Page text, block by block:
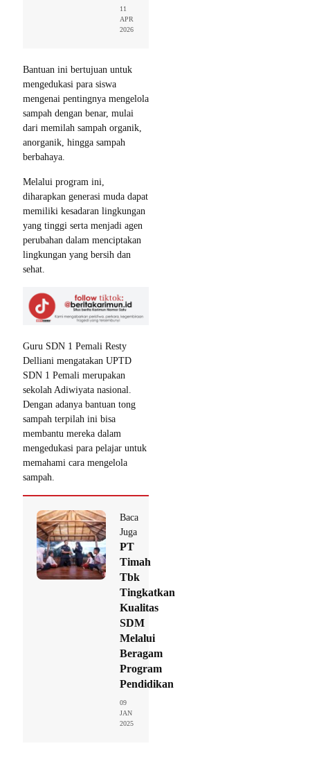
11
APR
2026
Bantuan ini bertujuan untuk
mengedukasi para siswa
mengenai pentingnya mengelola
sampah dengan benar, mulai
dari memilah sampah organik,
anorganik, hingga sampah
berbahaya.
Melalui program ini,
diharapkan generasi muda dapat
memiliki kesadaran lingkungan
yang tinggi serta menjadi agen
perubahan dalam menciptakan
lingkungan yang bersih dan
sehat.
Guru SDN 1 Pemali Resty
Delliani mengatakan UPTD
SDN 1 Pemali merupakan
sekolah Adiwiyata nasional.
Dengan adanya bantuan tong
sampah terpilah ini bisa
membantu mereka dalam
mengedukasi para pelajar untuk
memahami cara mengelola
sampah.
Baca
Juga
PT
Timah
Tbk
Tingkatkan
Kualitas
SDM
Melalui
Beragam
Program
Pendidikan
09
JAN
2025